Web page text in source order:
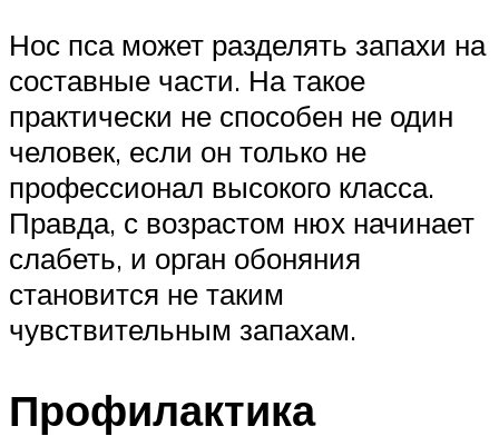
Нос пса может разделять запахи на
составные части. На такое
практически не способен не один
человек, если он только не
профессионал высокого класса.
Правда, с возрастом нюх начинает
слабеть, и орган обоняния
становится не таким
чувствительным запахам.
Профилактика